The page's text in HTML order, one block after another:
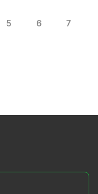
5 6 7